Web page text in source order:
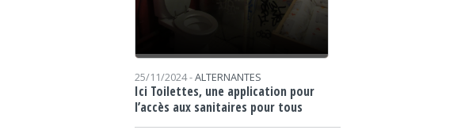
25/11/2024 -ALTERNANTES
Ici Toilettes, une application pour
l’accès aux sanitaires pour tous